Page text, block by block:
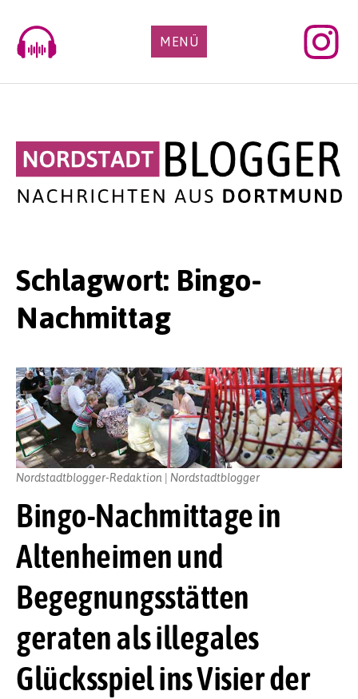
content
MENÜ
Schlagwort: Bingo-
Nachmittag
Bingo-Nachmittage in
Altenheimen und
Begegnungsstätten
geraten als illegales
Glücksspiel ins Visier der
Nordstadtblogger-Redaktion | Nordstadtblogger